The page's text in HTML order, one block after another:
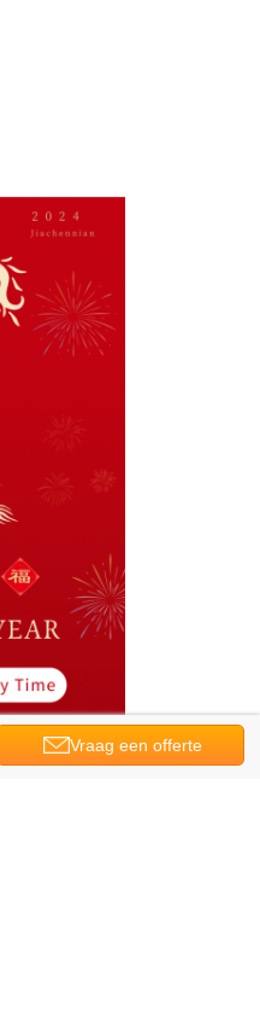
Vraag een offerte